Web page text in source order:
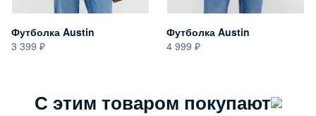
Футболка Austin
3 399
Футболка Austin
4 999
С этим товаром покупают